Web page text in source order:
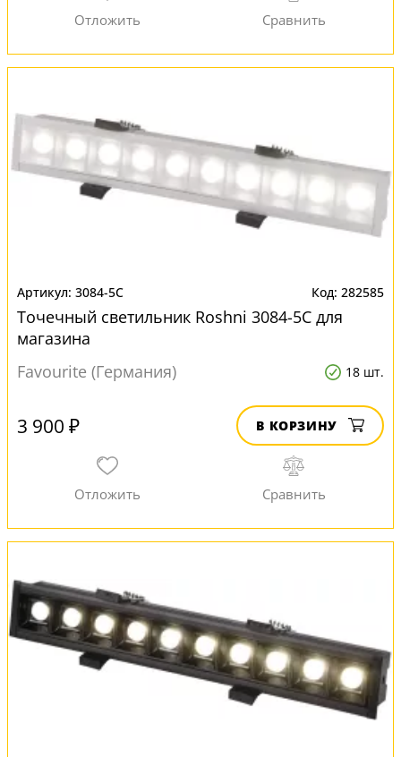
3084-5C 282585
Точечный светильник Roshni 3084-5C для
магазина
Favourite (Германия)
18 шт.
3 900 ₽ В КОРЗИНУ